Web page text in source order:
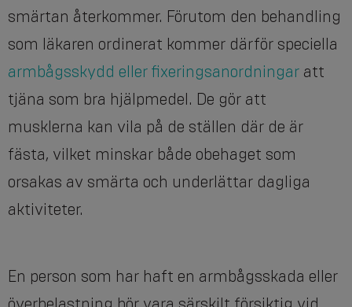
smärtan återkommer. Förutom den behandling
som läkaren ordinerat kommer därför speciella
armbågsskydd eller fixeringsanordningar att
tjäna som bra hjälpmedel. De gör att
musklerna kan vila på de ställen där de är
fästa, vilket minskar både obehaget som
orsakas av smärta och underlättar dagliga
aktiviteter.
En person som har haft en armbågsskada eller